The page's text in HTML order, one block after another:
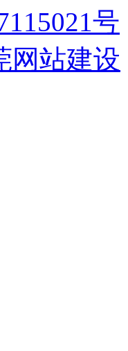
号
网站建设